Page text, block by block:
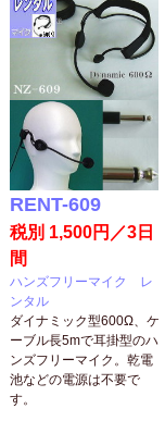
RENT-609
税別 1,500円／3日
間
ハンズフリーマイク レ
ンタル
ダイナミック型600Ω、ケ
ーブル長5mで耳掛型のハ
ンズフリーマイク。乾電
池などの電源は不要で
す。